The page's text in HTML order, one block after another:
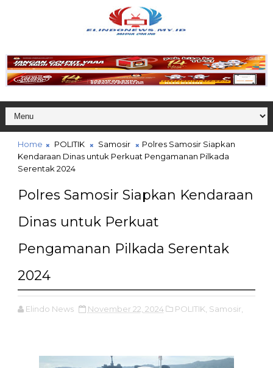
Home POLITIK Samosir
Polres Samosir Siapkan
Kendaraan Dinas untuk Perkuat Pengamanan Pilkada
Serentak 2024
Polres Samosir Siapkan Kendaraan
Dinas untuk Perkuat
Pengamanan Pilkada Serentak
2024
Elindo News November 22, 2024 POLITIK, Samosir,